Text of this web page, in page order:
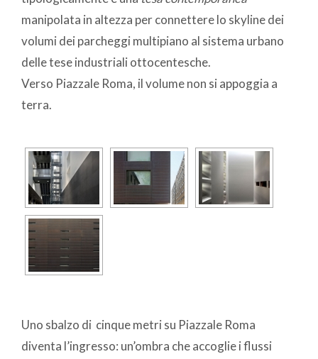
manipolata in altezza per connettere lo skyline dei
volumi dei parcheggi multipiano al sistema urbano
delle tese industriali ottocentesche.
Verso Piazzale Roma, il volume non si appoggia a
terra.
Uno sbalzo di cinque metri su Piazzale Roma
diventa l’ingresso: un’ombra che accoglie i flussi